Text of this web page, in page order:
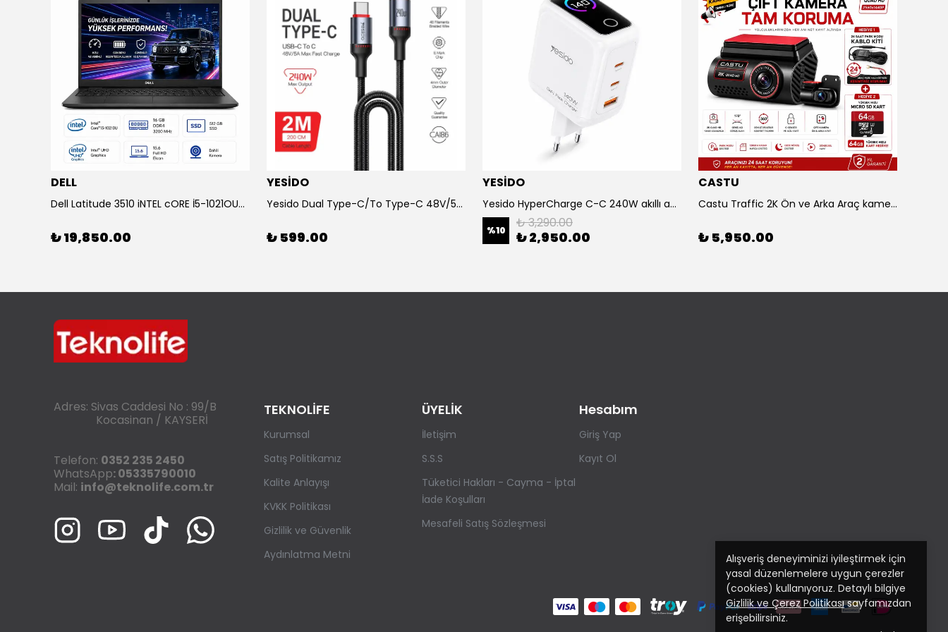
Alışveriş deneyiminizi iyileştirmek için
yasal düzenlemelere uygun çerezler
(cookies) kullanıyoruz. Detaylı bilgiye
Gizlilik ve Çerez Politikasısayfamızdan
erişebilirsiniz.
DELL
Dell Latitude 3510 iNTEL cORE İ5-1021OU-16 GB RAM-500 SSD Laptop
₺ 19,850.00
YESİDO
Yesido Dual Type-C/To Type-C 48V/5A Süper Hızlı Şarj ve Veri Kablo
₺ 599.00
YESİDO
Yesido HyperCharge C-C 240W akıllı adaptör
%10 ₺ 3,290.00
₺ 2,950.00
CASTU
Castu Traffic 2K Ön ve Arka Araç kamerası 2 hediyeli VE Sepette 2000₺ ANINDA İNDİRİM
₺ 5,950.00
TEKNOLİFE
Kurumsal
Satış Politikamız
Kalite Anlayışı
KVKK Politikası
Gizlilik ve Güvenlik
Aydınlatma Metni
ÜYELİK
İletişim
S.S.S
Tüketici Hakları - Cayma - İptal
İade Koşulları
Mesafeli Satış Sözleşmesi
Hesabım
Giriş Yap
Kayıt Ol
Adres: Sivas Caddesi No : 99/B
Kocasinan / KAYSERİ
Telefon: 0352 235 2450
WhatsApp: 05335790010
Mail: info@teknolife.com.tr